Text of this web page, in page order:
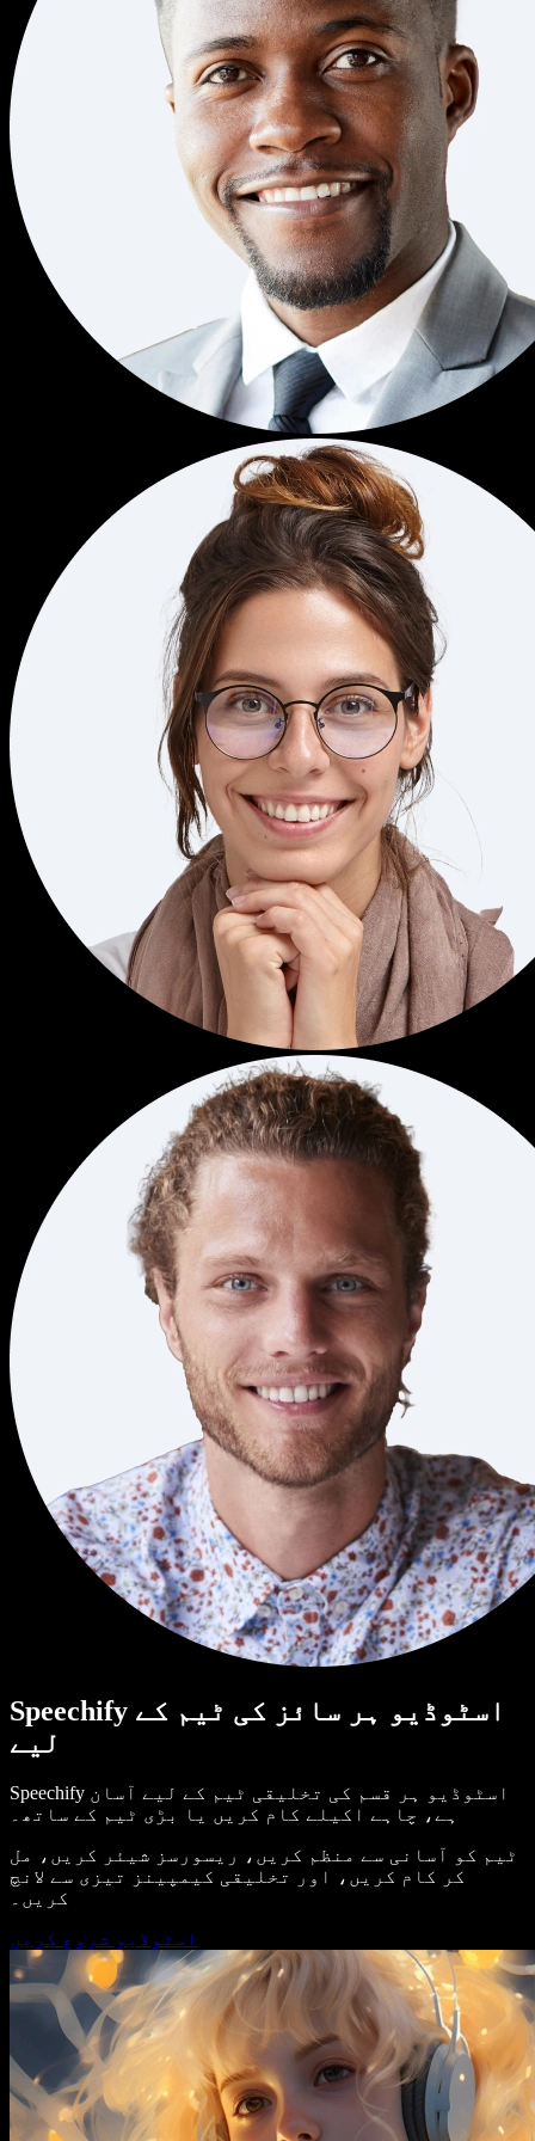
Speechify اسٹوڈیو ہر سائز کی ٹیم کے
لیے
Speechify اسٹوڈیو ہر قسم کی تخلیقی ٹیم کے لیے آسان
ہے، چاہے اکیلے کام کریں یا بڑی ٹیم کے ساتھ۔
ٹیم کو آسانی سے منظم کریں، ریسورسز شیئر کریں، مل
کر کام کریں، اور تخلیقی کیمپینز تیزی سے لانچ
کریں۔
اسٹوڈیو شروع کریں